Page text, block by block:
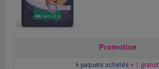
Promotion
6 paquets achetés + 1 gratuit